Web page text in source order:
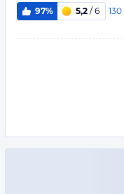
97% 5,2 / 6 130